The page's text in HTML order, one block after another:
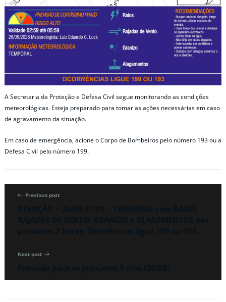
A Secretaria da Proteção e Defesa Civil segue monitorando as condições
meteorológicas. Esteja preparado para tomar as ações necessárias em caso
de agravamento da situação.
Em caso de emergência, acione o Corpo de Bombeiros pelo número 193 ou a
Defesa Civil pelo número 199.
Previous post
Next post